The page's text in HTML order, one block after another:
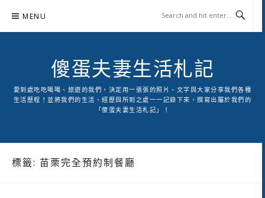
content
MENU
傻蛋夫妻生活札記
愛到處吃吃喝喝、旅遊的我們，決定用一張張的照片、文字與大家分享我們各種
生活歷程！並將我們的生活、經歷與所到之處一一記錄下來，撰寫出屬於我們的
「傻蛋夫妻生活札記」！
標籤: 苗栗完全預約制餐廳